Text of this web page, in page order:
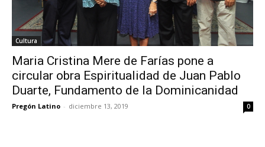
Cultura
Maria Cristina Mere de Farías pone a
circular obra Espiritualidad de Juan Pablo
Duarte, Fundamento de la Dominicanidad
Pregón Latino - diciembre 13, 2019 0